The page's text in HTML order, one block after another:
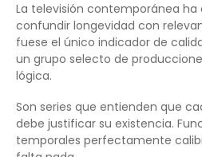
La televisión contemporánea
confundir longevidad con
fuese el único indicador de
un grupo selecto de
lógica.
Son series que entienden que
debe justificar su existencia.
temporales perfectamente